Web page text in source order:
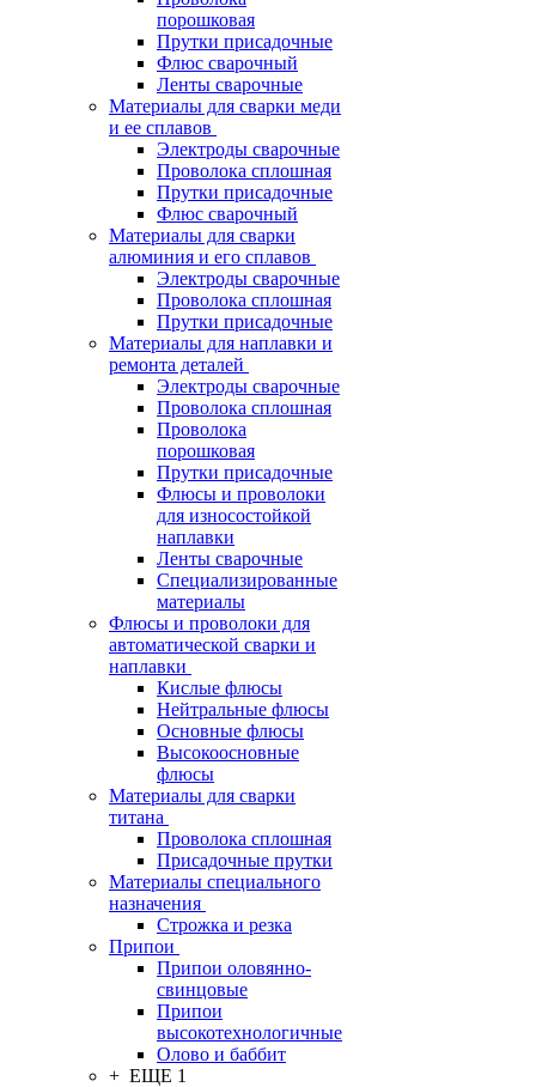
порошковая
Прутки присадочные
Флюс сварочный
Ленты сварочные
Материалы для сварки меди
и ее сплавов
Электроды сварочные
Проволока сплошная
Прутки присадочные
Флюс сварочный
Материалы для сварки
алюминия и его сплавов
Электроды сварочные
Проволока сплошная
Прутки присадочные
Материалы для наплавки и
ремонта деталей
Электроды сварочные
Проволока сплошная
Проволока
порошковая
Прутки присадочные
Флюсы и проволоки
для износостойкой
наплавки
Ленты сварочные
Специализированные
материалы
Флюсы и проволоки для
автоматической сварки и
наплавки
Кислые флюсы
Нейтральные флюсы
Основные флюсы
Высокоосновные
флюсы
Материалы для сварки
титана
Проволока сплошная
Присадочные прутки
Материалы специального
назначения
Строжка и резка
Припои
Припои оловянно-
свинцовые
Припои
высокотехнологичные
Олово и баббит
+ ЕЩЕ 1